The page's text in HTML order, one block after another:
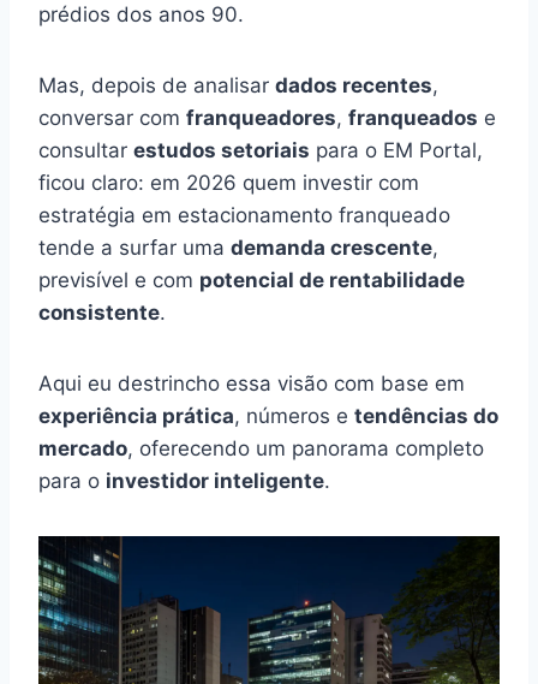
prédios dos anos 90.
Mas, depois de analisar dados recentes,
conversar com franqueadores, franqueados e
consultar estudos setoriais para o EM Portal,
ficou claro: em 2026 quem investir com
estratégia em estacionamento franqueado
tende a surfar uma demanda crescente,
previsível e com potencial de rentabilidade
consistente.
Aqui eu destrincho essa visão com base em
experiência prática, números e tendências do
mercado, oferecendo um panorama completo
para o investidor inteligente.